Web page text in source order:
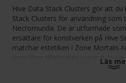
Hive Data Stack Clusters gör att
Stack Clusters för användning som
Necromunda. De är utformade
ersättare för konstverken på Hive
matchar estetiken i Zone Mortalis-
som finns tillgängliga separat.
är anslutna till en central enhet och
Läs